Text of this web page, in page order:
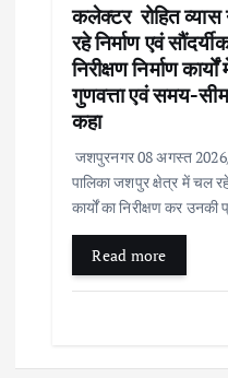
कलेक्टर रोहित व्यास
रहे निर्माण एवं
निरीक्षण निर्माण
गुणवत्ता एवं समय-
कहा
जशपुरनगर 08 अगस्त
पालिका जशपुर क्षेत्र में चल रहे
कार्यों का निरीक्षण कर
Read more